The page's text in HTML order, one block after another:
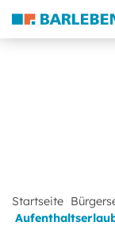
Startseite